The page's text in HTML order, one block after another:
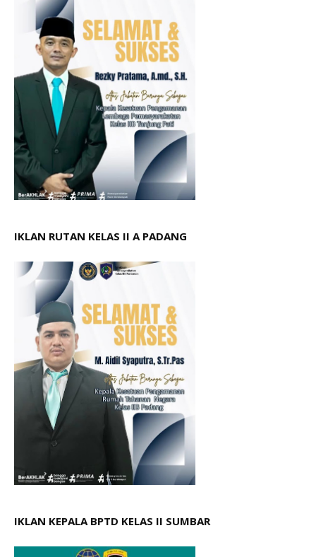
IKLAN RUTAN KELAS II A PADANG
IKLAN KEPALA BPTD KELAS II SUMBAR